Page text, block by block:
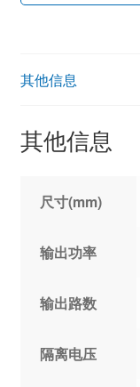
其他信息
其他信息
尺寸(mm)
输出功率
输出路数
隔离电压